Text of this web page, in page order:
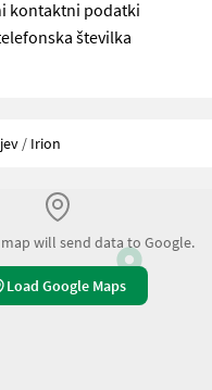
kontaktni podatki
številka
/ Irion
will send data to Google.
Load Google Maps